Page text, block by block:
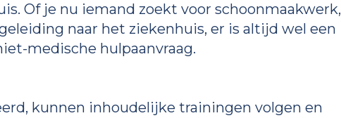
Of je nu iemand zoekt voor schoonmaakwerk,
naar het ziekenhuis, er is altijd wel een
medische hulpaanvraag.
kunnen inhoudelijke trainingen volgen en